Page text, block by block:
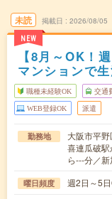
未読
NEW
掲載日 2026/08/05
【8月～OK！
マンションで
職種未経験OK 交通
WEB登録OK 派遣
勤務地
大阪市平野
喜連瓜破
ら---分／
曜日頻度 週2日～5